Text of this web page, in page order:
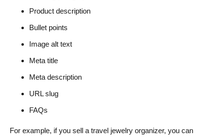
Product description
Bullet points
Image alt text
Meta title
Meta description
URL slug
FAQs
For example, if you sell a travel jewelry organizer, you can